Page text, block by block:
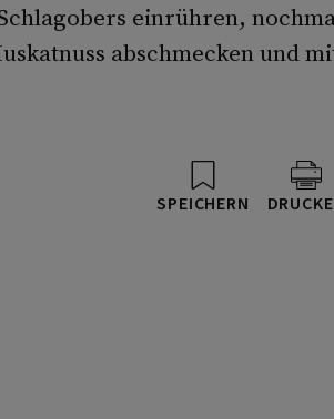
einrühren,
abschmecken und
SPEICHERN